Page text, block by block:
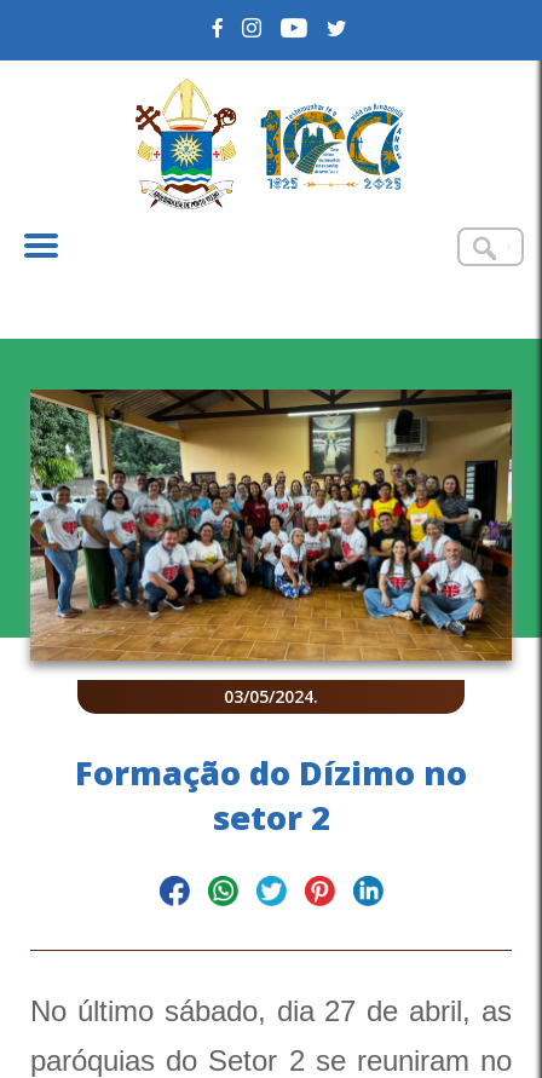
03/05/2024.
Formação do Dízimo no
setor 2
No último sábado, dia 27 de abril, as
paróquias do Setor 2 se reuniram no